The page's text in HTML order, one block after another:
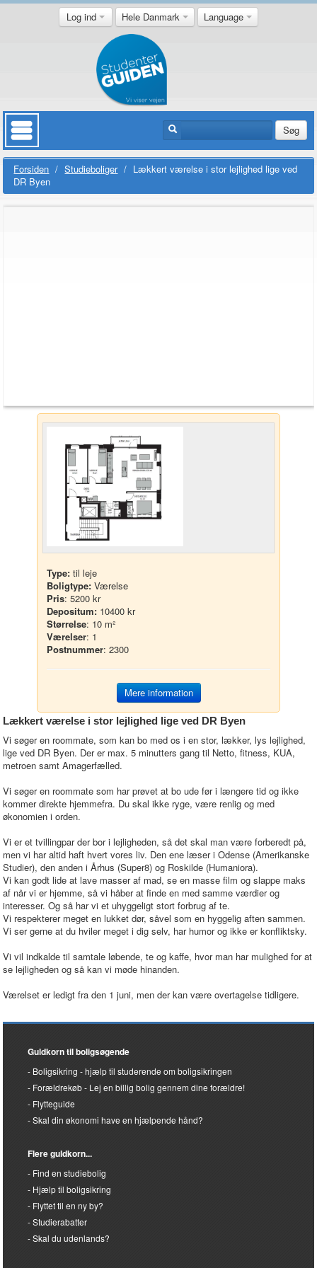
Log ind Hele Danmark Language
Søg
Forsiden / Studieboliger / Lækkert værelse i stor lejlighed lige ved
DR Byen
Type: til leje
Boligtype: Værelse
Pris: 5200 kr
Depositum: 10400 kr
Størrelse: 10 m²
Værelser: 1
Postnummer: 2300
Mere information
Lækkert værelse i stor lejlighed lige ved DR Byen
Vi søger en roommate, som kan bo med os i en stor, lækker, lys lejlighed,
lige ved DR Byen. Der er max. 5 minutters gang til Netto, fitness, KUA,
metroen samt Amagerfælled.
Vi søger en roommate som har prøvet at bo ude før i længere tid og ikke
kommer direkte hjemmefra. Du skal ikke ryge, være renlig og med
økonomien i orden.
Vi er et tvillingpar der bor i lejligheden, så det skal man være forberedt på,
men vi har altid haft hvert vores liv. Den ene læser i Odense (Amerikanske
Studier), den anden i Århus (Super8) og Roskilde (Humaniora).
Vi kan godt lide at lave masser af mad, se en masse film og slappe maks
af når vi er hjemme, så vi håber at finde en med samme værdier og
interesser. Og så har vi et uhyggeligt stort forbrug af te.
Vi respekterer meget en lukket dør, såvel som en hyggelig aften sammen.
Vi ser gerne at du hviler meget i dig selv, har humor og ikke er konfliktsky.
Vi vil indkalde til samtale løbende, te og kaffe, hvor man har mulighed for at
se lejligheden og så kan vi møde hinanden.
Værelset er ledigt fra den 1 juni, men der kan være overtagelse tidligere.
Guldkorn til boligsøgende
Boligsikring - hjælp til studerende om boligsikringen
Forældrekøb - Lej en billig bolig gennem dine forældre!
Flytteguide
Skal din økonomi have en hjælpende hånd?
Flere guldkorn...
Find en studiebolig
Hjælp til boligsikring
Flyttet til en ny by?
Studierabatter
Skal du udenlands?